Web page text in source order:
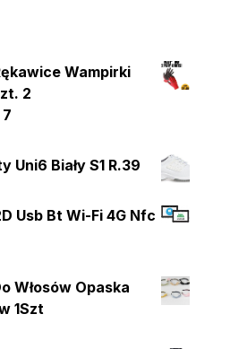
Wampirki
2
Uni6 Biały S1 R.39
Usb Bt Wi-Fi 4G Nfc
Włosów Opaska
1Szt